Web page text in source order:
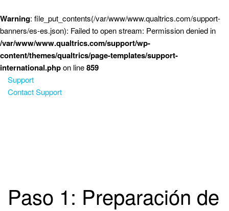
Warning: file_put_contents(/var/www/www.qualtrics.com/support-
banners/es-es.json): Failed to open stream: Permission denied in
/var/www/www.qualtrics.com/support/wp-
content/themes/qualtrics/page-templates/support-
international.phpon line859
Support
Contact Support
Paso 1: Preparación de